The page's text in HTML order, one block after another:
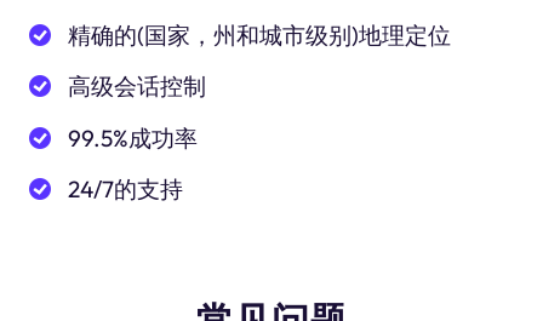
精确的(国家，州和城市级别)地理定位
高级会话控制
99.5%成功率
24/7的支持